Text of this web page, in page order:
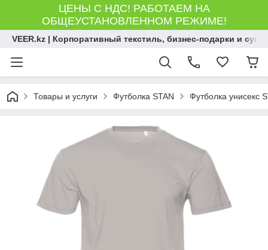
ЦЕНЫ С НДС! РАБОТАЕМ НА
ОБЩЕУСТАНОВЛЕННОМ РЕЖИМЕ!
VEER.kz | Корпоративный текстиль, бизнес-подарки и
Товары и услуги Футболка STAN Футболка унисекс